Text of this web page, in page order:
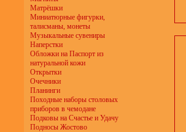
Матрёшки
Миниатюрные фигурки,
талисманы, монеты
Музыкальные сувениры
Наперстки
Обложки на Паспорт из
натуральной кожи
Открытки
Очечники
Планинги
Походные наборы столовых
приборов в чемодане
Подковы на Счастье и Удачу
Подносы Жостово